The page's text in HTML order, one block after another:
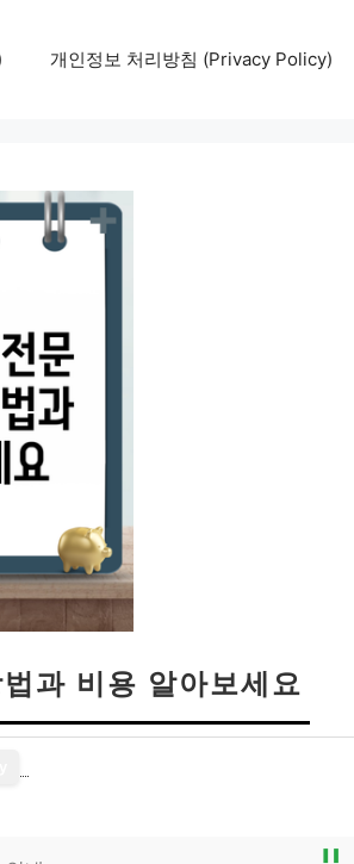
개인정보 처리방침 (Privacy Policy)
과 비용 알아보세요